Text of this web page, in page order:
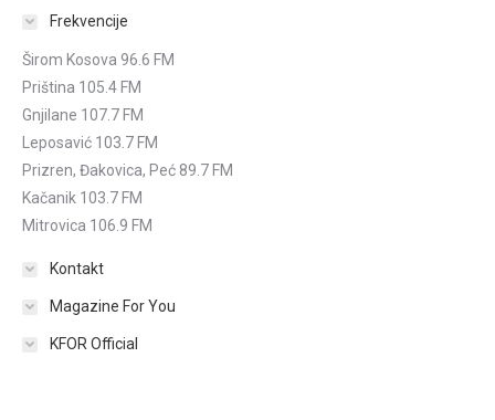
Frekvencije
Širom Kosova 96.6 FM
Priština 105.4 FM
Gnjilane 107.7 FM
Leposavić 103.7 FM
Prizren, Đakovica, Peć 89.7 FM
Kačanik 103.7 FM
Mitrovica 106.9 FM
Kontakt
Magazine For You
KFOR Official